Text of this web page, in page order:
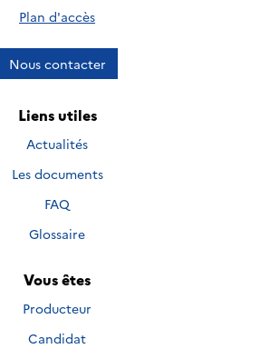
Plan d'accès
Nous contacter
Liens utiles
Actualités
Les documents
FAQ
Glossaire
Vous êtes
Producteur
Candidat